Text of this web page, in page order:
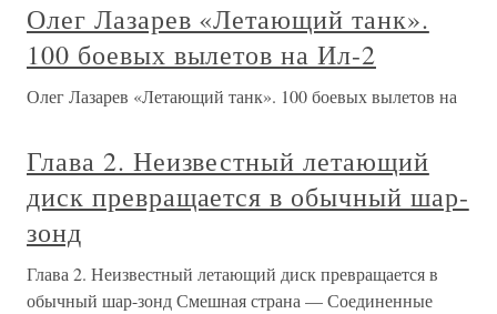
Олег Лазарев «Летающий танк».
100 боевых вылетов на Ил-2
Олег Лазарев «Летающий танк». 100 боевых вылетов на
Глава 2. Неизвестный летающий
диск превращается в обычный шар-
зонд
Глава 2. Неизвестный летающий диск превращается в
обычный шар-зонд Смешная страна — Соединенные